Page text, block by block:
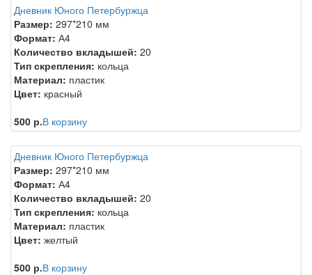
Дневник Юного Петербуржца
Размер: 297*210 мм
Формат: А4
Количество вкладышей: 20
Тип скрепления: кольца
Материал: пластик
Цвет: красный
500 р.В корзину
Дневник Юного Петербуржца
Размер: 297*210 мм
Формат: А4
Количество вкладышей: 20
Тип скрепления: кольца
Материал: пластик
Цвет: желтый
500 р.В корзину